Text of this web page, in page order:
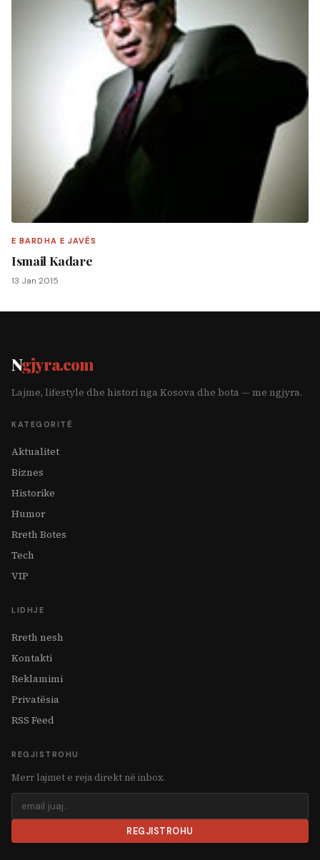
E BARDHA E JAVËS
Ismail Kadare
13 Jan 2015
Ngjyra.com
Lajme, lifestyle dhe histori nga Kosova dhe bota — me ngjyra.
KATEGORITË
Aktualitet
Biznes
Historike
Humor
Rreth Botes
Tech
VIP
LIDHJE
Rreth nesh
Kontakti
Reklamimi
Privatësia
RSS Feed
REGJISTROHU
Merr lajmet e reja direkt në inbox.
REGJISTROHU